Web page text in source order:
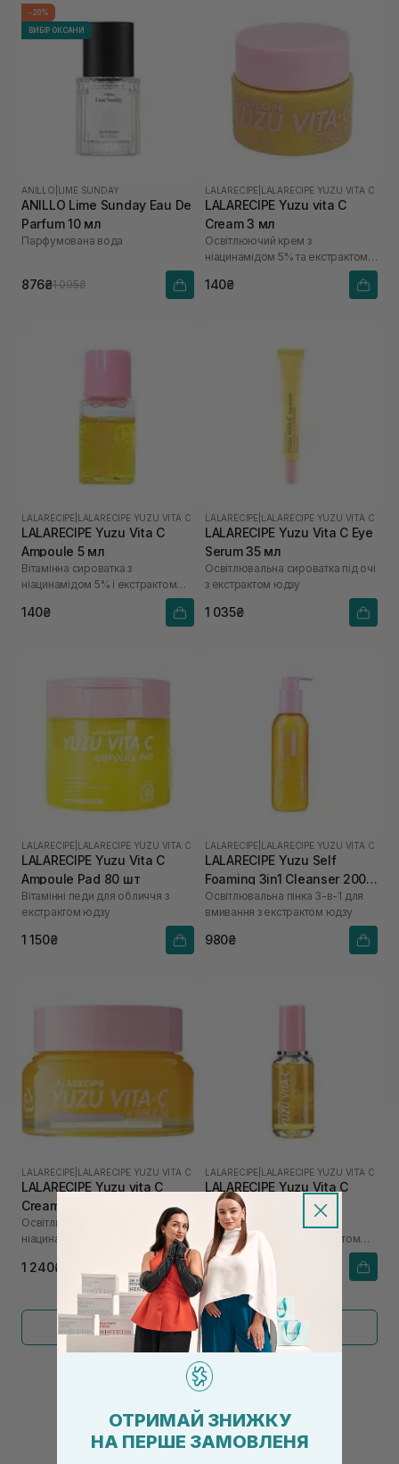
-20%
ВИБІР ОКСАНИ
ANILLO LIME SUNDAY
ANILLO Lime Sunday Eau De
Parfum 10 мл
Парфумована вода
876₴1 095₴
LALARECIPE LALARECIPE YUZU VITA C
LALARECIPE Yuzu vita C
Cream 3 мл
Освітлюючий крем з
ніацинамідом 5% та екстрактом
140₴
LALARECIPE LALARECIPE YUZU VITA C
LALARECIPE Yuzu Vita C
Ampoule 5 мл
Вітамінна сироватка з
ніацинамідом 5% і екстрактом
140₴
LALARECIPE LALARECIPE YUZU VITA C
LALARECIPE Yuzu Vita C Eye
Serum 35 мл
Освітлювальна сироватка під очі
з екстрактом юдзу
1 035₴
LALARECIPE LALARECIPE YUZU VITA C
LALARECIPE Yuzu Vita C
Ampoule Pad 80 шт
Вітамінні педи для обличчя з
екстрактом юдзу
1 150₴
LALARECIPE LALARECIPE YUZU VITA C
LALARECIPE Yuzu Self
Foaming 3in1 Cleanser 200
мл
Освітлювальна пінка 3-в-1 для
вмивання з екстрактом юдзу
980₴
LALARECIPE LALARECIPE YUZU VITA C
LALARECIPE Yuzu vita C
Cream 50 мл
Освітлюючий крем з
ніацинамідом 5% та екстрактом
1 240₴
LALARECIPE LALARECIPE YUZU VITA C
LALARECIPE Yuzu Vita C
Ampoule 50 мл
Вітамінна сироватка з
ніацинамідом 5% і екстрактом
юдзу
1 240₴
Показати більше
ОТРИМАЙ ЗНИЖКУ
НА ПЕРШЕ ЗАМОВЛЕНЯ